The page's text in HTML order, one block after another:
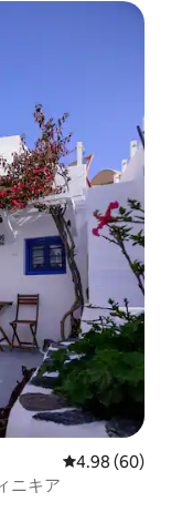
レビュー60件
4.98 (60)
ニキア